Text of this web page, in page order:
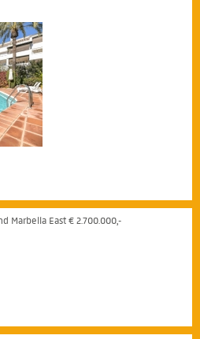
Marbella East € 2.700.000,-